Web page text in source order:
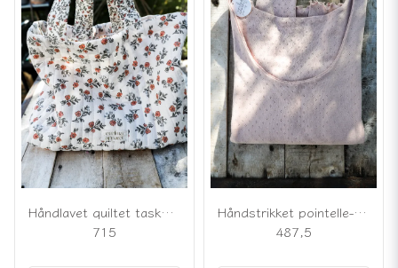
Håndlavet quiltet taske med blomstermønster
715
Håndstrikket pointelle-top i ferskenfarve
487,5